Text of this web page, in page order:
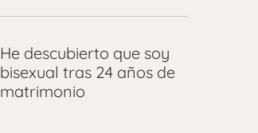
He descubierto que soy
bisexual tras 24 años de
matrimonio